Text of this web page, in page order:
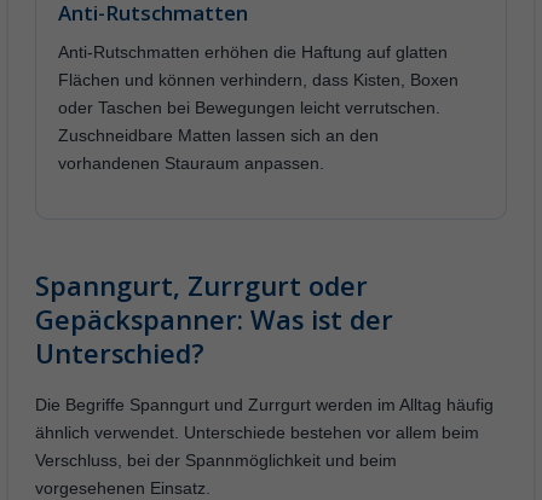
Anti-Rutschmatten
Anti-Rutschmatten erhöhen die Haftung auf glatten
Flächen und können verhindern, dass Kisten, Boxen
oder Taschen bei Bewegungen leicht verrutschen.
Zuschneidbare Matten lassen sich an den
vorhandenen Stauraum anpassen.
Spanngurt, Zurrgurt oder
Gepäckspanner: Was ist der
Unterschied?
Die Begriffe Spanngurt und Zurrgurt werden im Alltag häufig
ähnlich verwendet. Unterschiede bestehen vor allem beim
Verschluss, bei der Spannmöglichkeit und beim
vorgesehenen Einsatz.